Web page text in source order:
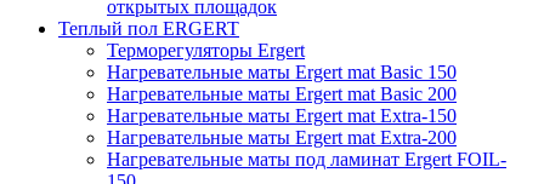
открытых площадок
Теплый пол ERGERT
Терморегуляторы Ergert
Нагревательные маты Ergert mat Basic 150
Нагревательные маты Ergert mat Basic 200
Нагревательные маты Ergert mat Extra-150
Нагревательные маты Ergert mat Extra-200
Нагревательные маты под ламинат Ergert FOIL-